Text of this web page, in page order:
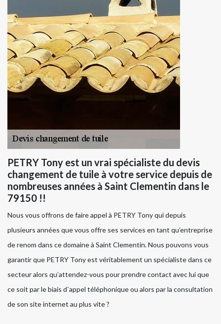
PETRY Tony est un vrai spécialiste du devis
changement de tuile à votre service depuis de
nombreuses années à Saint Clementin dans le
79150 !!
Nous vous offrons de faire appel à PETRY Tony qui depuis
plusieurs années que vous offre ses services en tant qu’entreprise
de renom dans ce domaine à Saint Clementin. Nous pouvons vous
garantir que PETRY Tony est véritablement un spécialiste dans ce
secteur alors qu’attendez-vous pour prendre contact avec lui que
ce soit par le biais d`appel téléphonique ou alors par la consultation
de son site internet au plus vite ?